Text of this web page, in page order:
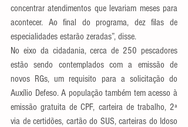
concentrar atendimentos que levariam meses para
acontecer. Ao final do programa, dez filas de
especialidades estarão zeradas”, disse.
No eixo da cidadania, cerca de 250 pescadores
estão sendo contemplados com a emissão de
novos RGs, um requisito para a solicitação do
Auxílio Defeso. A população também tem acesso à
emissão gratuita de CPF, carteira de trabalho, 2ª
via de certidões, cartão do SUS, carteiras do Idoso